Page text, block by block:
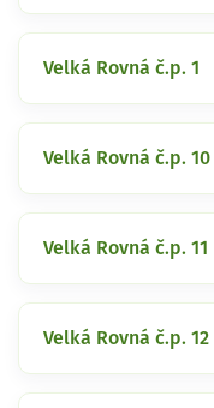
Velká Rovná č.p. 1
Velká Rovná č.p. 10
Velká Rovná č.p. 11
Velká Rovná č.p. 12